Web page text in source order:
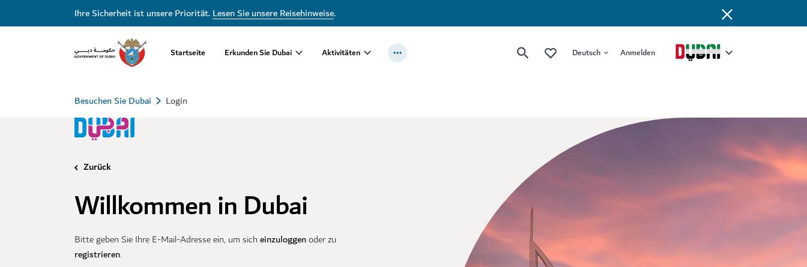
Ihre Sicherheit ist unsere Priorität.Lesen Sie unsere Reisehinweise.
Startseite Erkunden Sie Dubai Aktivitäten Deutsch Anmelden
Besuchen Sie Dubai Login
Zurück
Willkommen in Dubai
Bitte geben Sie Ihre E-Mail-Adresse ein, um sich einzuloggenoder zu
registrieren.